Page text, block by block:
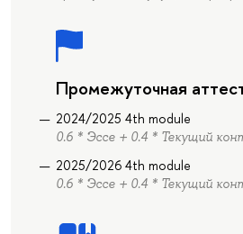
Промежуточная
2024/2025 4th module
0.6 * Эссе + 0.4 * Текущий
2025/2026 4th module
0.6 * Эссе + 0.4 * Текущий